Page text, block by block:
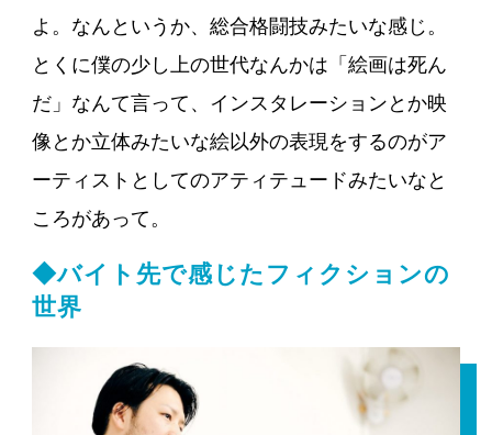
よ。なんというか、総合格闘技みたいな感じ。
とくに僕の少し上の世代なんかは「絵画は死ん
だ」なんて言って、インスタレーションとか映
像とか立体みたいな絵以外の表現をするのがア
ーティストとしてのアティテュードみたいなと
ころがあって。
◆バイト先で感じたフィクションの
世界